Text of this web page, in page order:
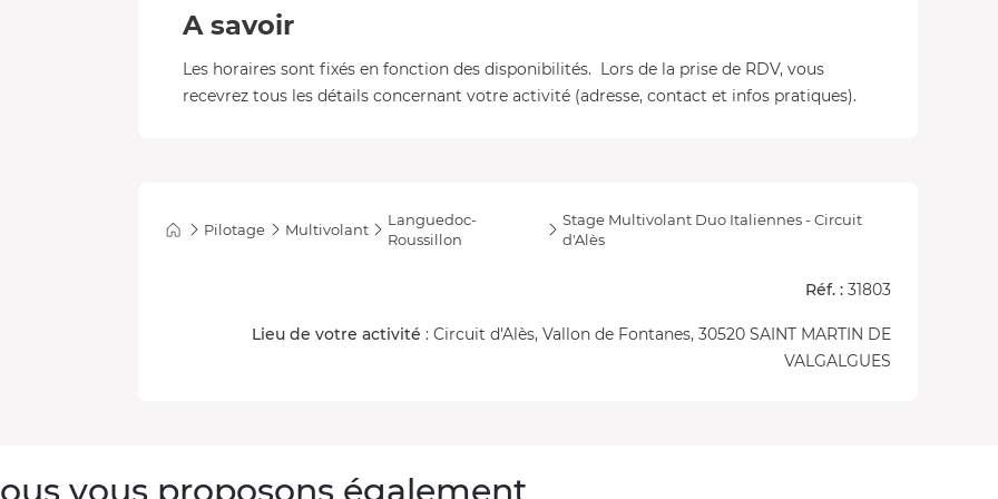
A savoir
Les horaires sont fixés en fonction des disponibilités. Lors de la prise de RDV, vous
recevrez tous les détails concernant votre activité (adresse, contact et infos pratiques).
Pilotage Multivolant
Languedoc-
Roussillon
Stage Multivolant Duo Italiennes - Circuit
d'Alès
Réf. : 31803
Lieu de votre activité : Circuit d'Alès, Vallon de Fontanes, 30520 SAINT MARTIN DE
VALGALGUES
vous proposons également